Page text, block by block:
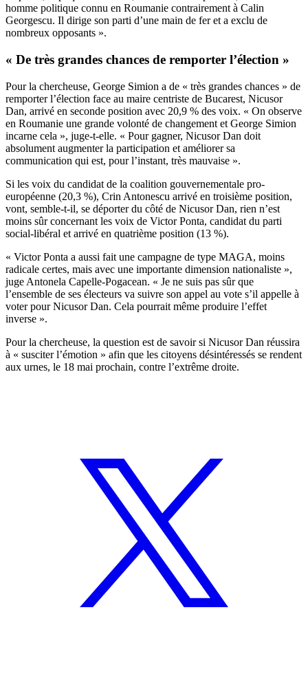
homme politique connu en Roumanie contrairement à Calin
Georgescu. Il dirige son parti d’une main de fer et a exclu de
nombreux opposants ».
« De très grandes chances de remporter l’élection »
Pour la chercheuse, George Simion a de « très grandes chances » de
remporter l’élection face au maire centriste de Bucarest, Nicusor
Dan, arrivé en seconde position avec 20,9 % des voix. « On observe
en Roumanie une grande volonté de changement et George Simion
incarne cela », juge-t-elle. « Pour gagner, Nicusor Dan doit
absolument augmenter la participation et améliorer sa
communication qui est, pour l’instant, très mauvaise ».
Si les voix du candidat de la coalition gouvernementale pro-
européenne (20,3 %), Crin Antonescu arrivé en troisième position,
vont, semble-t-il, se déporter du côté de Nicusor Dan, rien n’est
moins sûr concernant les voix de Victor Ponta, candidat du parti
social-libéral et arrivé en quatrième position (13 %).
« Victor Ponta a aussi fait une campagne de type MAGA, moins
radicale certes, mais avec une importante dimension nationaliste »,
juge Antonela Capelle-Pogacean. « Je ne suis pas sûr que
l’ensemble de ses électeurs va suivre son appel au vote s’il appelle à
voter pour Nicusor Dan. Cela pourrait même produire l’effet
inverse ».
Pour la chercheuse, la question est de savoir si Nicusor Dan réussira
à « susciter l’émotion » afin que les citoyens désintéressés se rendent
aux urnes, le 18 mai prochain, contre l’extrême droite.